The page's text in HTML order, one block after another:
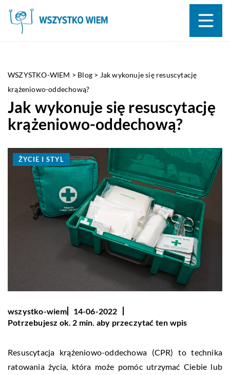
WSZYSTKO-WIEM > Blog > Jak wykonuje się resuscytację
krążeniowo-oddechową?
Jak wykonuje się resuscytację
krążeniowo-oddechową?
ŻYCIE I STYL
wszystko-wiem
14-06-2022
Potrzebujesz ok. 2 min. aby przeczytać ten wpis
Resuscytacja krążeniowo-oddechowa (CPR) to technika
ratowania życia, która może pomóc utrzymać Ciebie lub